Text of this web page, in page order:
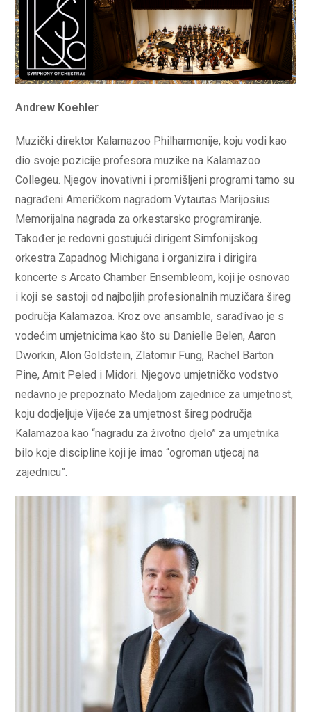
Andrew Koehler
Muzički direktor Kalamazoo Philharmonije, koju vodi kao
dio svoje pozicije profesora muzike na Kalamazoo
Collegeu. Njegov inovativni i promišljeni programi tamo su
nagrađeni Američkom nagradom Vytautas Marijosius
Memorijalna nagrada za orkestarsko programiranje.
Također je redovni gostujući dirigent Simfonijskog
orkestra Zapadnog Michigana i organizira i dirigira
koncerte s Arcato Chamber Ensembleom, koji je osnovao
i koji se sastoji od najboljih profesionalnih muzičara šireg
područja Kalamazoa. Kroz ove ansamble, sarađivao je s
vodećim umjetnicima kao što su Danielle Belen, Aaron
Dworkin, Alon Goldstein, Zlatomir Fung, Rachel Barton
Pine, Amit Peled i Midori. Njegovo umjetničko vodstvo
nedavno je prepoznato Medaljom zajednice za umjetnost,
koju dodjeljuje Vijeće za umjetnost šireg područja
Kalamazoa kao “nagradu za životno djelo” za umjetnika
bilo koje discipline koji je imao “ogroman utjecaj na
zajednicu”.